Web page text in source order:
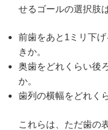
せるゴールの選択肢
前歯をあと1ミリ下
きか。
奥歯をどれくらい後
か。
歯列の横幅をどれく
これらは、ただ歯の